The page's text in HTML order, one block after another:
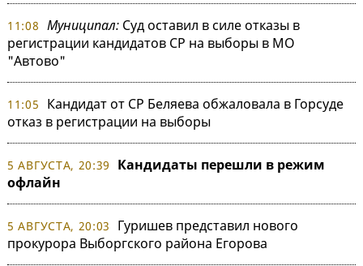
11:08 Муниципал:Суд оставил в силе отказы в
регистрации кандидатов СР на выборы в МО
"Автово"
11:05
Кандидат от СР Беляева обжаловала в Горсуде
отказ в регистрации на выборы
5 АВГУСТА, 20:39
Кандидаты перешли в режим
офлайн
5 АВГУСТА, 20:03
Гуришев представил нового
прокурора Выборгского района Егорова